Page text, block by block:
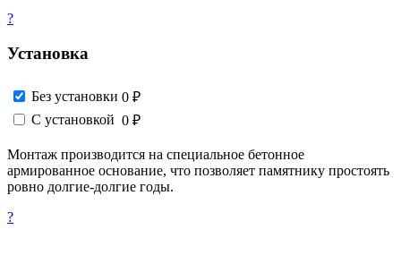
?
Установка
Без установки 0 ₽
С установкой 0 ₽
Монтаж производится на специальное бетонное
армированное основание, что позволяет памятнику простоять
ровно долгие-долгие годы.
?